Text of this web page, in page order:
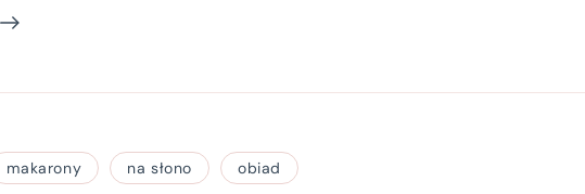
makarony na słono obiad